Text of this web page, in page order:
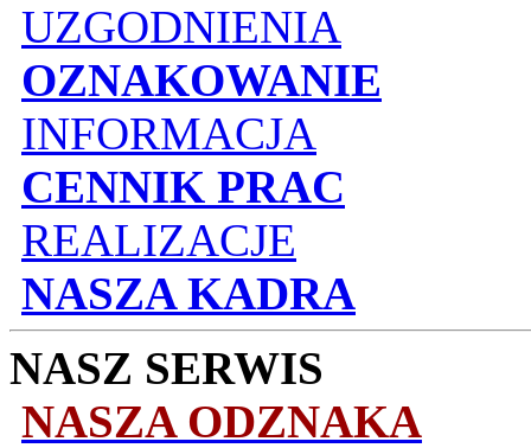
UZGODNIENIA
OZNAKOWANIE
INFORMACJA
CENNIK PRAC
REALIZACJE
NASZA KADRA
NASZ SERWIS
NASZA ODZNAKA